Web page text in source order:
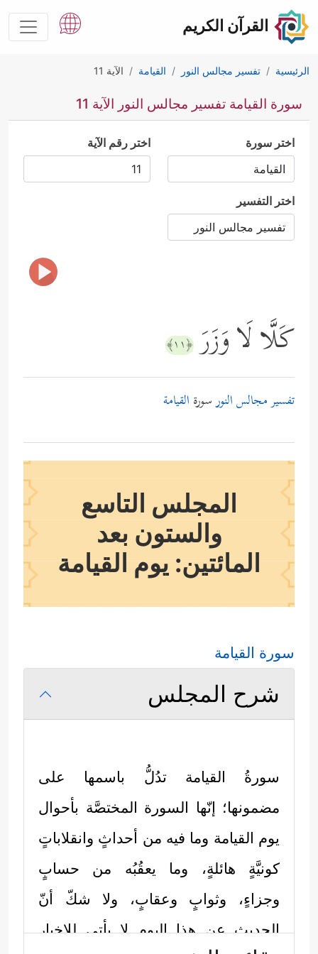
القرآن الكريم
الرئيسية تفسير مجالس النور القيامة الآية 11
سورة القيامة تفسير مجالس النور الآية 11
اختر سورة اختر رقم الآية
اختر التفسير
كَلَّا لَا وَزَرَ ﴿١١﴾
تفسير مجالس النورسورة القيامة
المجلس التاسع
والستون بعد
المائتين: يوم القيامة
سورة القيامة
شرح المجلس
سورةُ القيامة تدُلُّ باسمها على
مضمونها؛ إنّها السورة المختصَّة بأحوال
يوم القيامة وما فيه من أحداثٍ وانقلاباتٍ
كونيَّةٍ هائلةٍ، وما يعقُبُه من حسابٍ
وجزاءٍ، وثوابٍ وعقابٍ، ولا شكّ أنّ
الحديث عن هذا اليوم لا يأتي للإخبار